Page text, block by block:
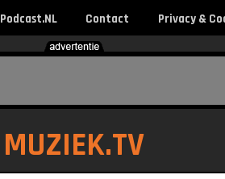
Podcast.NL Contact Privacy &
MUZIEK.TV